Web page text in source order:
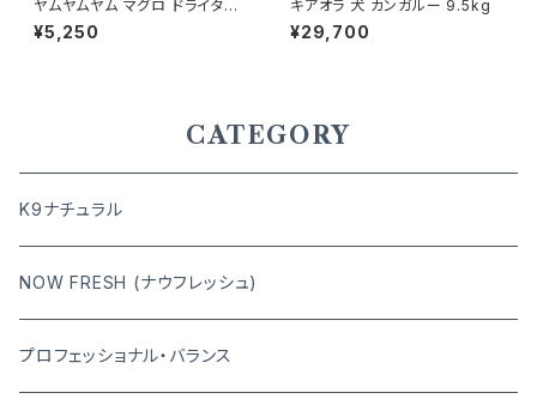
ヤムヤムヤム マグロ ドライタイ
プ 1.3kg yum yum yum ! 45
71245859372
¥5,250
キアオラ 犬 カンガルー 9.5kg
¥29,700
CATEGORY
K9ナチュラル
NOW FRESH (ナウフレッシュ)
プロフェッショナル・バランス